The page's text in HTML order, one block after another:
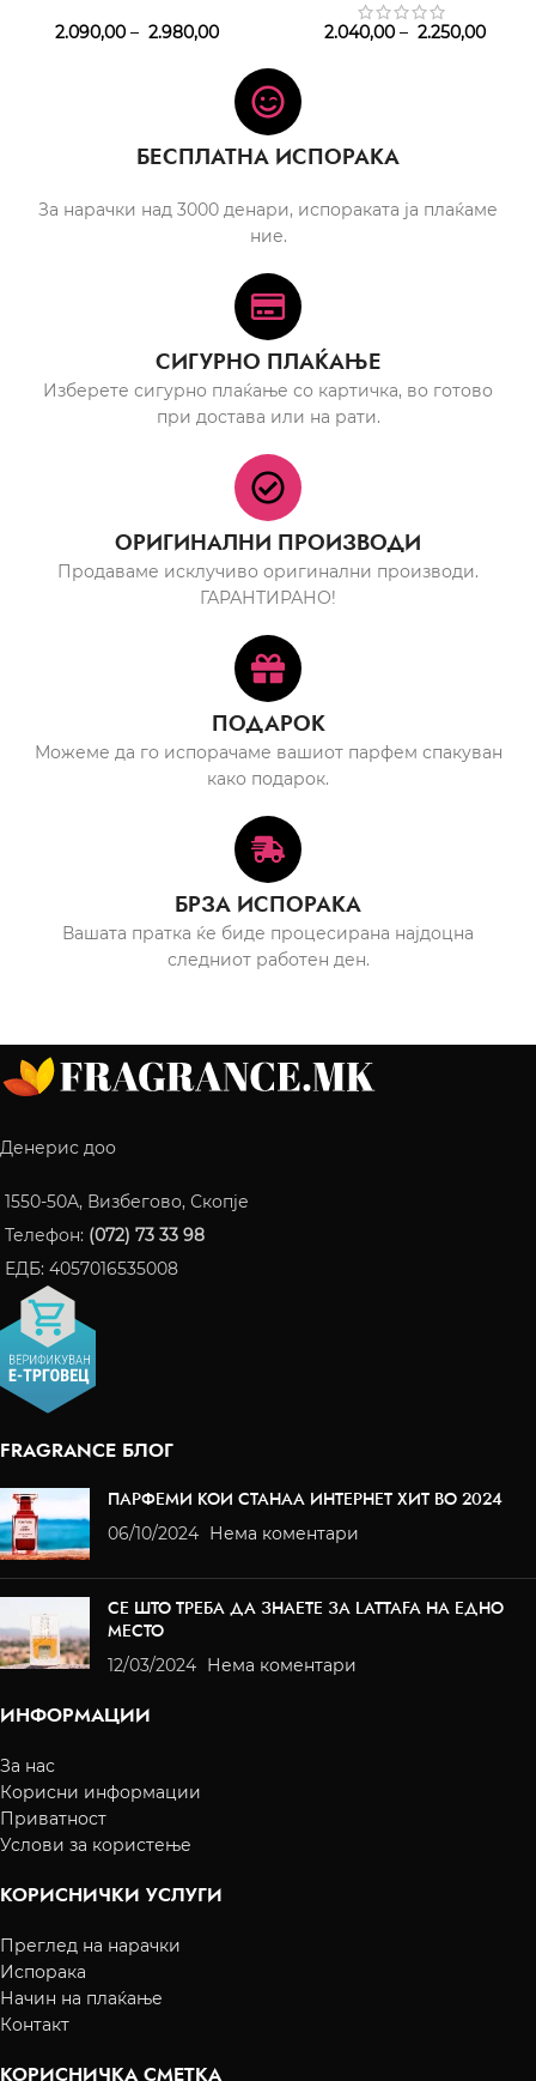
2.090,00 – 2.980,00 2.040,00 – 2.250,00
БЕСПЛАТНА ИСПОРАКА
За нарачки над 3000 денари, испораката ја плаќаме
ние.
СИГУРНО ПЛАЌАЊЕ
Изберете сигурно плаќање со картичка, во готово
при достава или на рати.
ОРИГИНАЛНИ ПРОИЗВОДИ
Продаваме исклучиво оригинални производи.
ГАРАНТИРАНО!
ПОДАРОК
Можеме да го испорачаме вашиот парфем спакуван
како подарок.
БРЗА ИСПОРАКА
Вашата пратка ќе биде процесирана најдоцна
следниот работен ден.
Денерис доо
1550-50A, Визбегово, Скопје
Телефон: (072) 73 33 98
ЕДБ: 4057016535008
FRAGRANCE БЛОГ
ПАРФЕМИ КОИ СТАНАА ИНТЕРНЕТ ХИТ ВО 2024
06/10/2024 Нема коментари
СЕ ШТО ТРЕБА ДА ЗНАЕТЕ ЗА LATTAFA НА ЕДНО
МЕСТО
12/03/2024 Нема коментари
ИНФОРМАЦИИ
За нас
Корисни информации
Приватност
Услови за користење
КОРИСНИЧКИ УСЛУГИ
Преглед на нарачки
Испорака
Начин на плаќање
Контакт
КОРИСНИЧКА СМЕТКА